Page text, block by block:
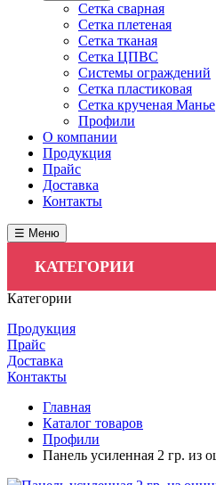
Сетка сварная
Сетка плетеная
Сетка тканая
Сетка ЦПВС
Системы ограждений
Сетка пластиковая
Сетка крученая Манье
Профили
О компании
Продукция
Прайс
Доставка
Контакты
☰ Меню
КАТЕГОРИИ
Категории
Продукция
Прайс
Доставка
Контакты
Главная
Каталог товаров
Профили
Панель усиленная 2 гр. из